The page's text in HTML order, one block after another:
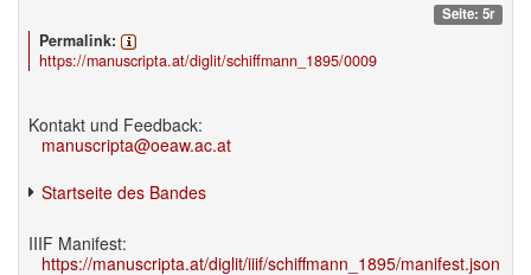
Seite: 5r
Permalink:
https://manuscripta.at/diglit/schiffmann_1895/0009
Kontakt und Feedback:
manuscripta@oeaw.ac.at
Startseite des Bandes
IIIF Manifest:
https://manuscripta.at/diglit/iiif/schiffmann_1895/manifest.json